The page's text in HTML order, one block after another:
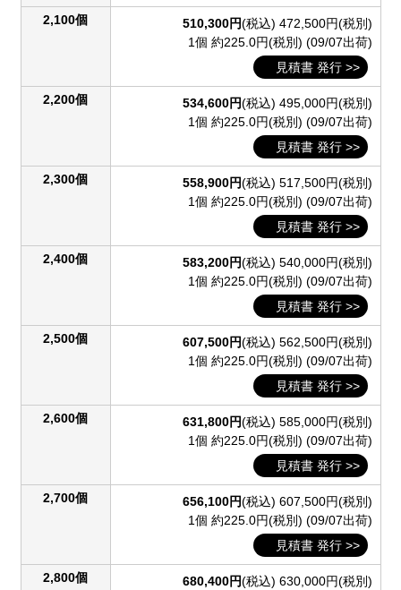
2,100個 510,300円(税込) 472,500円(税別)
1個 約225.0円(税別) (09/07出荷)
見積書 発行 >>
2,200個 534,600円(税込) 495,000円(税別)
1個 約225.0円(税別) (09/07出荷)
見積書 発行 >>
2,300個 558,900円(税込) 517,500円(税別)
1個 約225.0円(税別) (09/07出荷)
見積書 発行 >>
2,400個 583,200円(税込) 540,000円(税別)
1個 約225.0円(税別) (09/07出荷)
見積書 発行 >>
2,500個 607,500円(税込) 562,500円(税別)
1個 約225.0円(税別) (09/07出荷)
見積書 発行 >>
2,600個 631,800円(税込) 585,000円(税別)
1個 約225.0円(税別) (09/07出荷)
見積書 発行 >>
2,700個 656,100円(税込) 607,500円(税別)
1個 約225.0円(税別) (09/07出荷)
見積書 発行 >>
2,800個 680,400円(税込) 630,000円(税別)